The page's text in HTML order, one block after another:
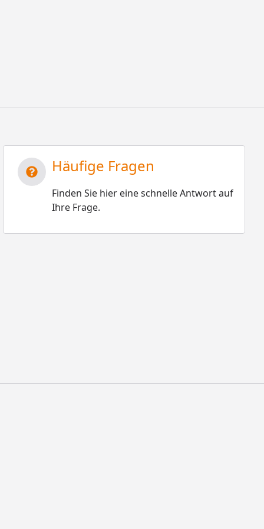
Häufige Fragen
Finden Sie hier eine schnelle Antwort auf
Ihre Frage.